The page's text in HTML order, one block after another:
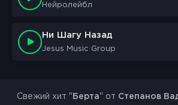
Нейролейбл
Ни Шагу Назад
Jesus Music Group
Свежий хит " Берта" от Степанов